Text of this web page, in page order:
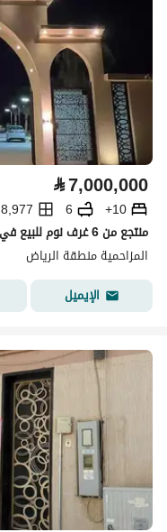
⃁7,000,000
10+
6
8,977 م2
منتجع من 6 غرف نوم للبيع في المزاحمية ، الرياض
المزاحمية منطقة الرياض
الإيميل